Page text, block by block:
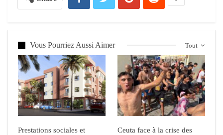
Tout
Vous Pourriez Aussi Aimer
Prestations sociales et
Ceuta face à la crise des